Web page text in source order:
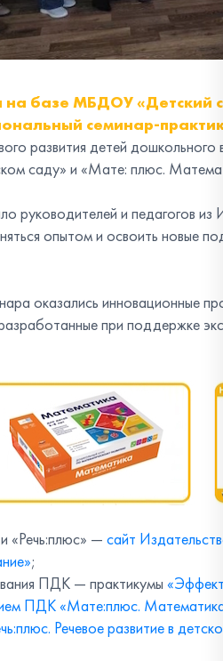
на базе МБДОУ
семинар-
развития детей
саду» и «Мате: плюс.
руководителей и педагогов
опытом и освоить новые
оказались инновационные
при поддержке
— сайт
;
ПДК — практикумы
ПДК «Мате:плюс.
Речевое развитие в